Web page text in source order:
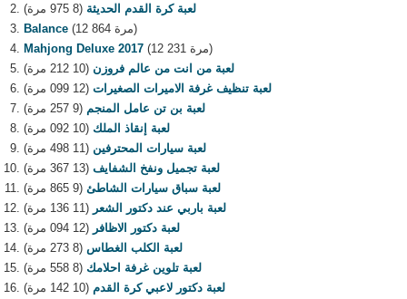
لعبة كرة القدم الحديثة (8 975 مرة)
Balance
(12 864 مرة)
Mahjong Deluxe 2017
(12 231 مرة)
لعبة من انت من عالم فروزن (10 212 مرة)
لعبة تنظيف غرفة الاميرات الصغيرات (12 099 مرة)
لعبة بن تن عامل المنجم (9 257 مرة)
لعبة إنقاذ الملك (10 092 مرة)
لعبة سيارات المحترفين (11 498 مرة)
لعبة تجميل ونفخ الشفايف (13 367 مرة)
لعبة سباق سيارات الشاطئ (9 865 مرة)
لعبة باربي عند دكتور الشعر (11 136 مرة)
لعبة دكتور الاظافر (12 094 مرة)
لعبة الكلب الغطاس (8 273 مرة)
لعبة تلوين غرفة احلامك (8 558 مرة)
لعبة دكتور لاعبي كرة القدم (10 142 مرة)